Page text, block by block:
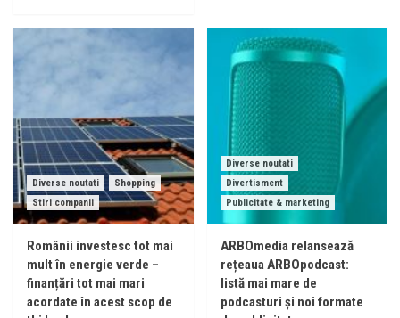
Diverse noutati
Shopping
Stiri companii
Românii investesc tot mai
mult în energie verde –
finanțări tot mai mari
acordate în acest scop de
Diverse noutati
Divertisment
Publicitate & marketing
ARBOmedia relansează
rețeaua ARBOpodcast:
listă mai mare de
podcasturi și noi formate